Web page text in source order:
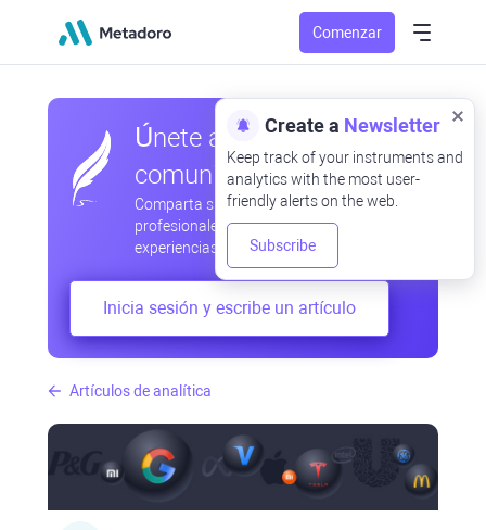
Comenzar
Artículos de analítica
Únete a nuestra
comunidad
Comparta sus observaciones
profesionales y aficionadas, intercambie
experiencias, anticipe desarrollos
Inicia sesión y escribe un artículo
Create a Newsletter
Keep track of your instruments and
analytics with the most user-
friendly alerts on the web.
Subscribe